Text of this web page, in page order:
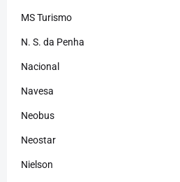
MS Turismo
N. S. da Penha
Nacional
Navesa
Neobus
Neostar
Nielson